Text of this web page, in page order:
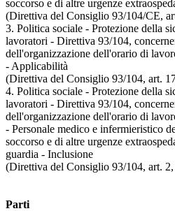
soccorso e di altre urgenze
(Direttiva del Consiglio 93/104/CE,
3. Politica sociale - Protezione della
lavoratori - Direttiva 93/104,
dell'organizzazione dell'orario di
- Applicabilità
(Direttiva del Consiglio 93/104, art.
4. Politica sociale - Protezione della
lavoratori - Direttiva 93/104,
dell'organizzazione dell'orario di
- Personale medico e infermieristico
soccorso e di altre urgenze
guardia - Inclusione
(Direttiva del Consiglio 93/104, art.
Parti